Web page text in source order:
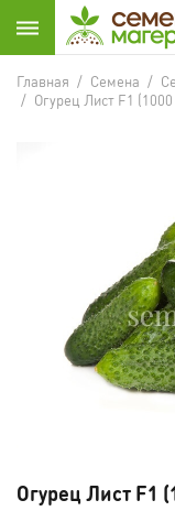
Главная / Семена /
/ Огурец Лист F1
Огурец Лист F1